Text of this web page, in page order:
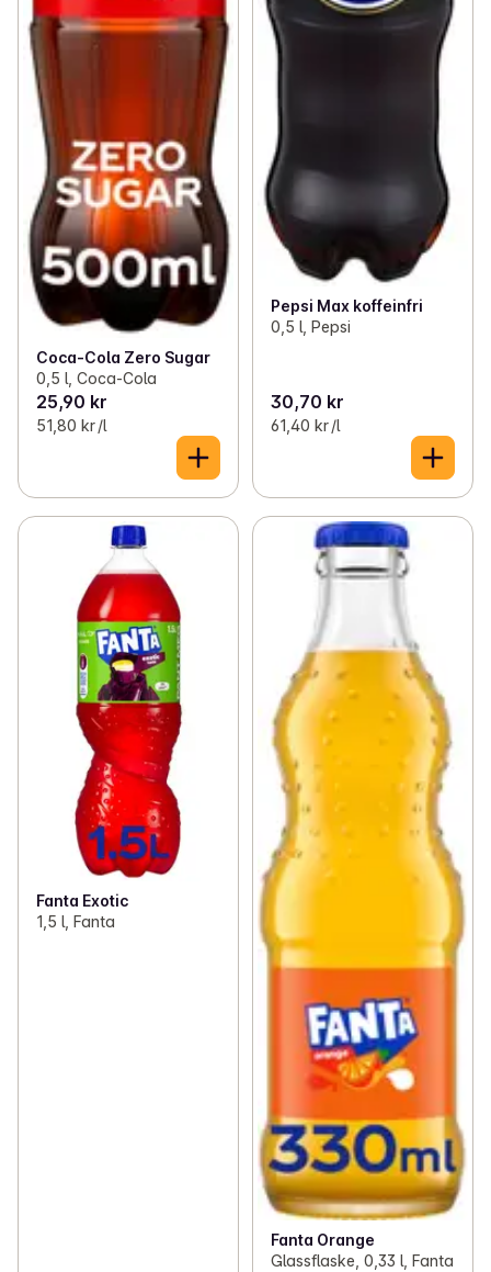
Coca-Cola Zero Sugar
0,5 l, Coca-Cola
25,90 kr
51,80 kr /l
Pepsi Max koffeinfri
0,5 l, Pepsi
30,70 kr
61,40 kr /l
Fanta Exotic
1,5 l, Fanta
Fanta Orange
Glassflaske, 0,33 l, Fanta